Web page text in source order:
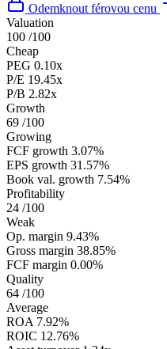
Odemknout férovou cenu
Valuation
100 /100
Cheap
PEG 0.10x
P/E 19.45x
P/B 2.82x
Growth
69 /100
Growing
FCF growth 3.07%
EPS growth 31.57%
Book val. growth 7.54%
Profitability
24 /100
Weak
Op. margin 9.43%
Gross margin 38.85%
FCF margin 0.00%
Quality
64 /100
Average
ROA 7.92%
ROIC 12.76%